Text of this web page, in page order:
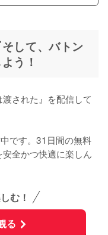
して、バトン
う！
された』を配信して
です。31日間の無料
全かつ快適に楽しん
む！
る